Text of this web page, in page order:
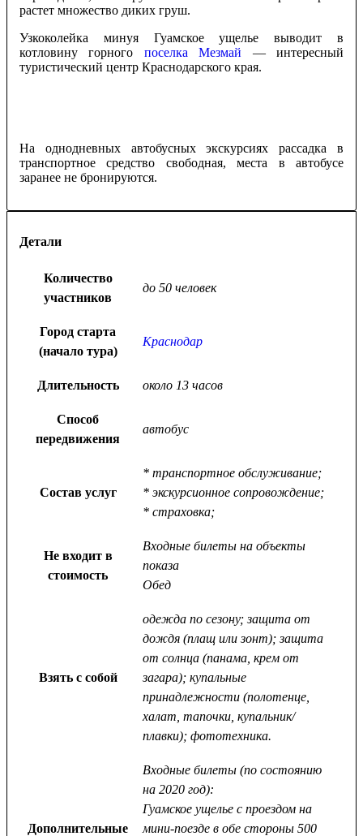
растет множество диких груш.
Узкоколейка минуя Гуамское ущелье выводит в
котловину горного поселка Мезмай — интересный
туристический центр Краснодарского края.
На однодневных автобусных экскурсиях рассадка в
транспортное средство свободная, места в автобусе
заранее не бронируются.
Детали
Количество
участников
до 50 человек
Город старта
(начало тура)
Краснодар
Длительность около 13 часов
Способ
передвижения
автобус
Состав услуг
* транспортное обслуживание;
* экскурсионное сопровождение;
* страховка;
Не входит в
стоимость
Входные билеты на объекты
показа
Обед
Взять с собой
одежда по сезону; защита от
дождя (плащ или зонт); защита
от солнца (панама, крем от
загара); купальные
принадлежности (полотенце,
халат, тапочки, купальник/
плавки); фототехника.
Дополнительные
Входные билеты (по состоянию
на 2020 год):
Гуамское ущелье с проездом на
мини-поезде в обе стороны 500